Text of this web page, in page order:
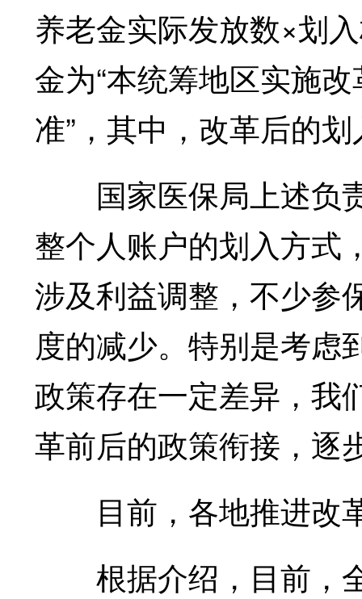
养老金实际发放数×划
金为“本统筹地区实施
准”，其中，改革后的
国家医保局上述负
整个人账户的划入方式
涉及利益调整，不少参
度的减少。特别是考虑
政策存在一定差异，我
革前后的政策衔接，逐
目前，各地推进改
根据介绍，目前，